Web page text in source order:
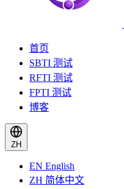
首页
SBTI 测试
RFTI 测试
FPTI 测试
博客
ZH
EN English
ZH 简体中文